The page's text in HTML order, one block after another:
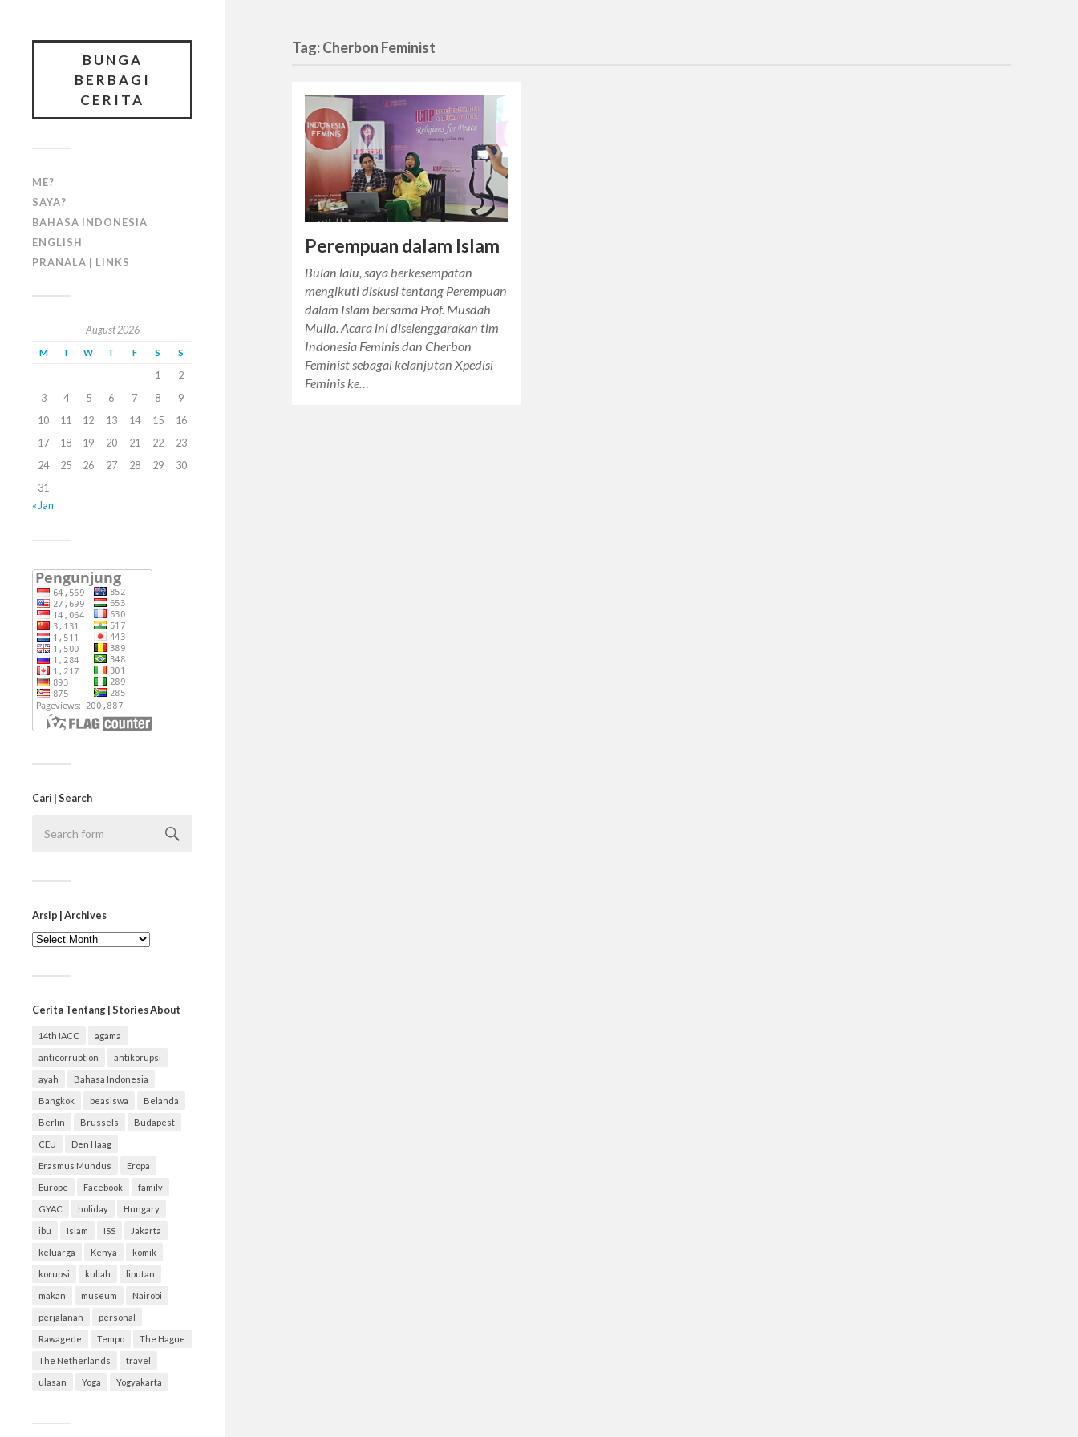
BUNGA
BERBAGI
CERITA
ME?
SAYA?
BAHASA INDONESIA
ENGLISH
PRANALA | LINKS
August 2026
M T W T F S S
1
2
3
4 5 6 7 8
9
10
11 12 13 14 15
16
17
18 19 20 21 22
23
24
25 26 27 28 29
30
31
« Jan
Cari | Search
Arsip | Archives
Arsip
|
Cerita Tentang | Stories About
14th IACC agama
anticorruption antikorupsi
ayah Bahasa Indonesia
Bangkok beasiswa Belanda
Berlin Brussels Budapest
CEU Den Haag
Erasmus Mundus Eropa
Europe Facebook family
GYAC holiday Hungary
ibu Islam ISS Jakarta
keluarga Kenya komik
korupsi kuliah liputan
makan museum Nairobi
perjalanan personal
Rawagede Tempo The Hague
The Netherlands travel
ulasan Yoga Yogyakarta
Tag: Cherbon Feminist
Perempuan dalam Islam
Bulan lalu, saya berkesempatan
mengikuti diskusi tentang Perempuan
dalam Islam bersama Prof. Musdah
Mulia. Acara ini diselenggarakan tim
Indonesia Feminis dan Cherbon
Feminist sebagai kelanjutan Xpedisi
Feminis ke…